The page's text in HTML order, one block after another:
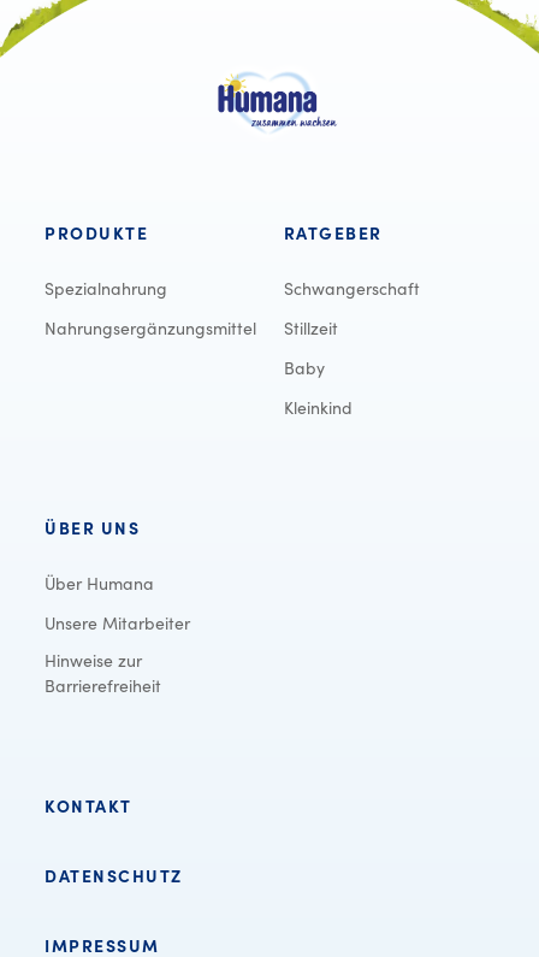
PRODUKTE
Spezialnahrung
Nahrungsergänzungsmittel
RATGEBER
Schwangerschaft
Stillzeit
Baby
Kleinkind
ÜBER UNS
Über Humana
Unsere Mitarbeiter
Hinweise zur
Barrierefreiheit
KONTAKT
DATENSCHUTZ
IMPRESSUM